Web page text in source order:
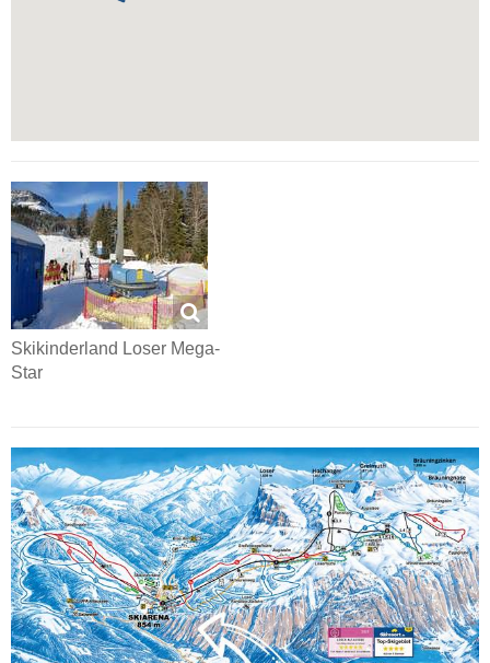
Skikinderland Loser Mega-
Star